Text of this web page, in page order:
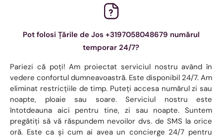
Pot folosi Țările de Jos +3197058048679 numărul
temporar 24/7?
Pariezi că poți! Am proiectat serviciul nostru având în
vedere confortul dumneavoastră. Este disponibil 24/7. Am
eliminat restricțiile de timp. Puteți accesa numărul zi sau
noapte, ploaie sau soare. Serviciul nostru este
întotdeauna aici pentru tine, zi sau noapte. Suntem
pregătiți să vă răspundem nevoilor dvs. de SMS la orice
oră. Este ca și cum ai avea un concierge 24/7 pentru